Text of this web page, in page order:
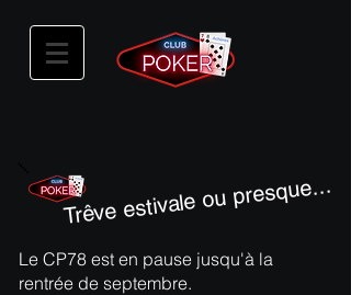
Trêve estivale ou presque...
Le CP78 est en pause jusqu'à la
rentrée de septembre.